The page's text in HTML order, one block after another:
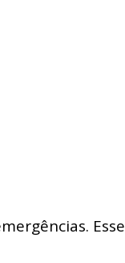
Esse